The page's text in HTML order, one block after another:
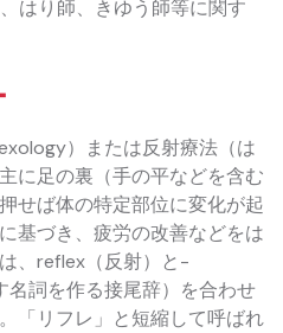
はり師、きゆう師等に関す
）または反射療法（は
に足の裏（手の平などを含む
せば体の特定部位に変化が起
基づき、疲労の改善などをは
、reflex（反射）と-
詞を作る接尾辞）を合わせ
「リフレ」と短縮して呼ばれ